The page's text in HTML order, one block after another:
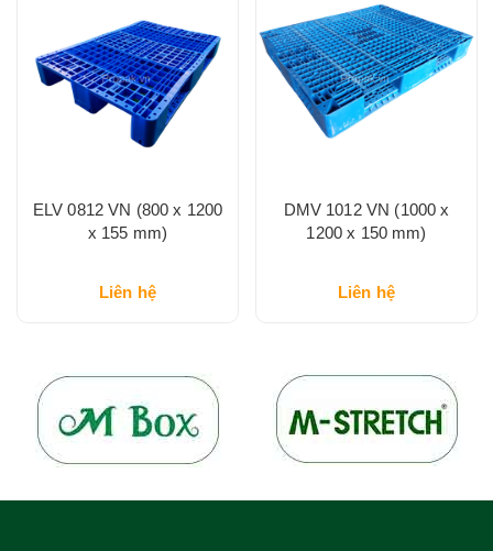
ELV 0812 VN (800 x 1200
x 155 mm)
Liên hệ
DMV 1012 VN (1000 x
1200 x 150 mm)
Liên hệ